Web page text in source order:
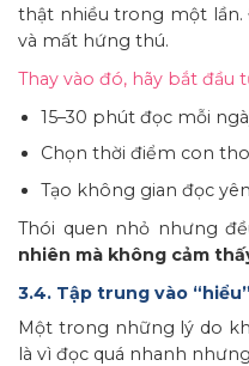
thật nhiều trong một
và mất hứng thú.
Thay vào đó, hãy bắt đầu
15–30 phút đọc mỗi
Chọn thời điểm con
Tạo không gian đọc
Thói quen nhỏ nhưng
nhiên mà không cảm
3.4. Tập trung vào
Một trong những lý do
là vì đọc quá nhanh